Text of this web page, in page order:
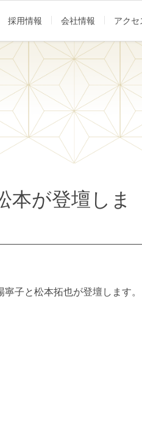
採用情報 会社情報 アクセ
本が登壇しま
寧子と松本拓也が登壇します。